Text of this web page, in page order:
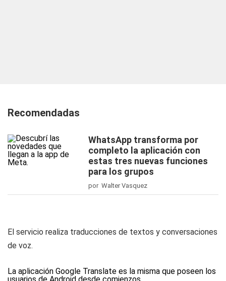
Recomendadas
WhatsApp transforma por
completo la aplicación con
estas tres nuevas funciones
para los grupos
por Walter Vasquez
El servicio realiza traducciones de textos y conversaciones
de voz.
La aplicación Google Translate es la misma que poseen los